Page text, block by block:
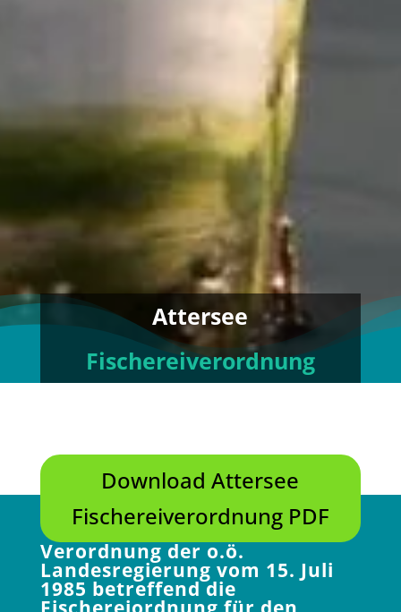
Attersee
Fischereiverordnung
Download Attersee
Fischereiverordnung PDF
Verordnung der o.ö.
Landesregierung vom 15. Juli
1985 betreffend die